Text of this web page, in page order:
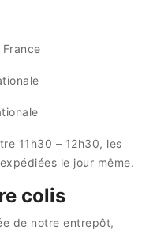
11h30 – 12h30, les
le jour même.
colis
de notre entrepôt,